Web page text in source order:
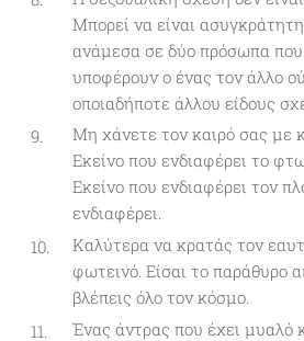
Μπορεί να είναι
ανάμεσα σε δύο πρόσωπα
υποφέρουν ο ένας τον άλλο
οποιαδήποτε άλλου είδους
Μη χάνετε τον καιρό σας με
Εκείνο που ενδιαφέρει το
Εκείνο που ενδιαφέρει τον
ενδιαφέρει.
Καλύτερα να κρατάς τον
φωτεινό. Είσαι το παράθυρο
βλέπεις όλο τον κόσμο.
Ένας άντρας που έχει μυαλό